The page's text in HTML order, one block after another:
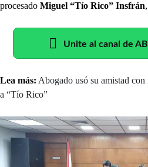
procesado Miguel “Tío Rico” Insfrán
Unite al canal de
Lea más: Abogado usó su amistad
a “Tío Rico”